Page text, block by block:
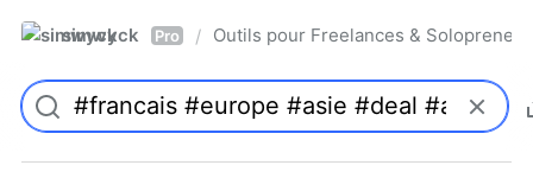
simwyck Pro / Outils pour Freelances &